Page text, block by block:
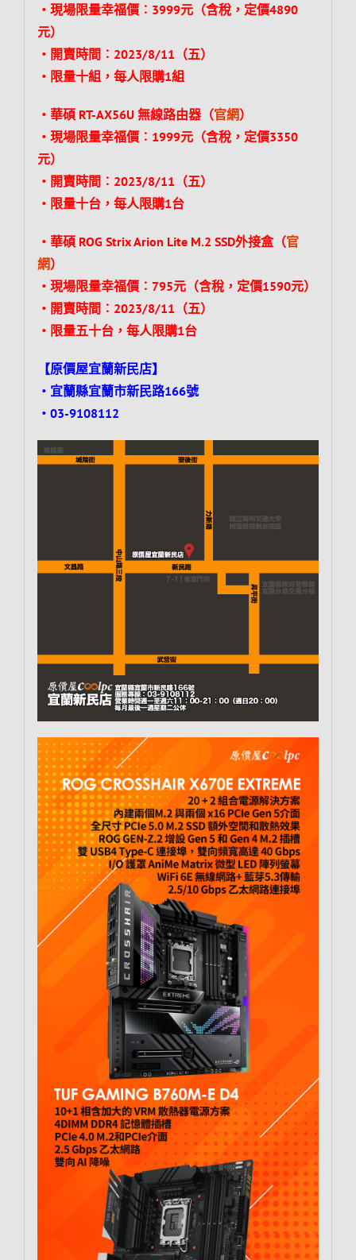
‧現場限量幸福價︰3999元（含稅，定價4890
元）
‧開賣時間︰2023/8/11（五）
‧限量十組，每人限購1組
‧華碩 RT-AX56U 無線路由器（官網）
‧現場限量幸福價︰1999元（含稅，定價3350
元）
‧開賣時間︰2023/8/11（五）
‧限量十台，每人限購1台
‧華碩 ROG Strix Arion Lite M.2 SSD外接盒（官
網）
‧現場限量幸福價︰795元（含稅，定價1590元）
‧開賣時間︰2023/8/11（五）
‧限量五十台，每人限購1台
【原價屋宜蘭新民店】
‧宜蘭縣宜蘭市新民路166號
‧03-9108112